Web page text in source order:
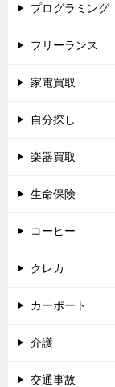
プログラミング
フリーランス
家電買取
自分探し
楽器買取
生命保険
コーヒー
クレカ
カーポート
介護
交通事故